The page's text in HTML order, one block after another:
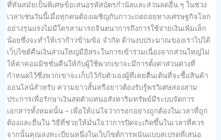
ที่ทันสมัยเป็นพิเศษข้อเสนอรหัสบัตรกำนัลและส่วนลดอื่น ๆ ในช่วง
เวลาเช่นวันนี้เมื่อทุกคนต้องเผชิญกับภาวะถดถอยทางเศรษฐกิจโลก
อย่างรุนแรงไม่มีใครสามารถจินตนาการถึงการใช้จ่ายเงินเพิ่มเล็ก
น้อยซึ่งจะทำให้เราก้าวข้ามข้อ จำกัด ด้านงบประมาณของเราไปได้
เว็บไซต์คืนเงินส่วนใหญ่มีอิสระในการเข้าร่วมเนื่องจากส่วนใหญ่ไม่
ให้ค่าคอมมิชชั่นคืนให้กับผู้ใช้พวกเขาจะมีการตั้งค่าส่วนต่างที่
กำหนดไว้ซึ่งพวกเขาจะเก็บไว้กับตัวเองผู้ที่เคยตื่นเต้นที่จะซื้อสินค้า
ออนไลน์สำหรับ ความยาวสั้นหรือยาวต้องรับรู้พรวิเศษสองสาม
ประการเพื่อรักษาเงินสดตัวแทนอสังหาริมทรัพย์มีระบบจัดการ
เอกสารทั้งหมดนั้น – เพื่อให้แน่ใจว่ากรอกอย่างถูกต้องในเวลาที่ถูก
ต้องและยื่นใน วิธีที่ช่วยให้มั่นใจว่าการปิดจะเกิดขึ้นในเวลาที่ควร
จากนั้นคุณลงทะเบียนหนึ่งในเว็บไซต์การพนันแบบสเปรดที่เสนอ